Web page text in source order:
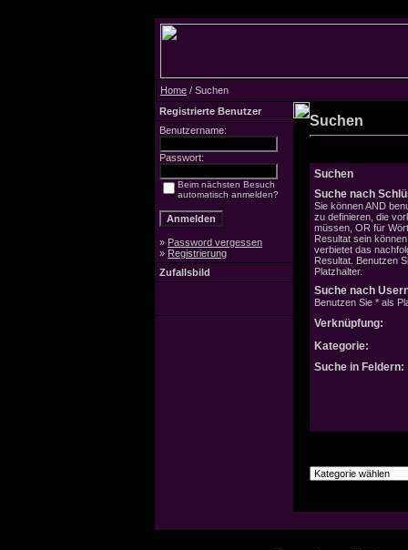
Home / Suchen
Registrierte Benutzer
Benutzername:
Passwort:
Beim nächsten Besuch
automatisch anmelden?
» Password vergessen
» Registrierung
Zufallsbild
Suchen
Suchen
Suche nach
Sie können AND
zu definieren, die
müssen, OR für
Resultat sein
verbietet das
Resultat. Benutzen
Platzhalter.
Suche nach
Benutzen Sie * als
Verknüpfung:
Kategorie:
Suche in Feldern: